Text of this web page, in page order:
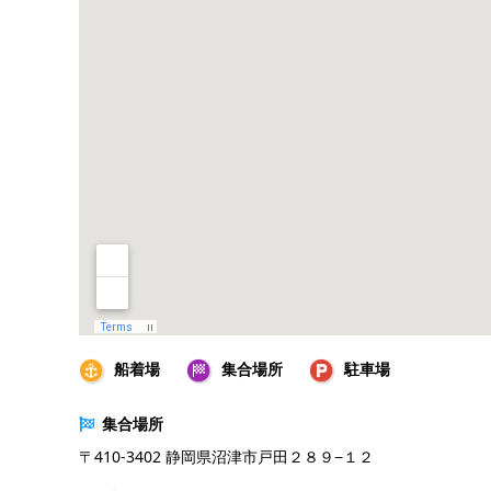
船着場 集合場所 駐車場
集合場所
〒410-3402 静岡県沼津市戸田２８９−１２